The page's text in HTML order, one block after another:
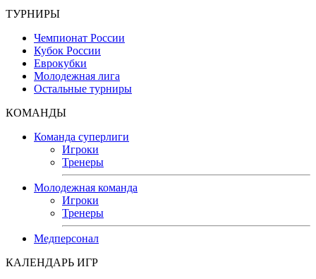
ТУРНИРЫ
Чемпионат России
Кубок России
Еврокубки
Молодежная лига
Остальные турниры
КОМАНДЫ
Команда суперлиги
Игроки
Тренеры
Молодежная команда
Игроки
Тренеры
Медперсонал
КАЛЕНДАРЬ ИГР